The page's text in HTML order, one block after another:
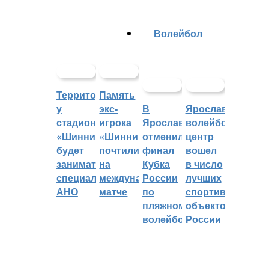
Территорией
у
стадиона
«Шинник»
будет
заниматься
специальное
АНО
Память
экс-
игрока
«Шинника»
почтили
на
международном
матче
Волейбол
В
Ярославле
отменили
финал
Кубка
России
по
пляжному
волейболу
Ярославский
волейбольный
центр
вошел
в число
лучших
спортивных
объектов
России